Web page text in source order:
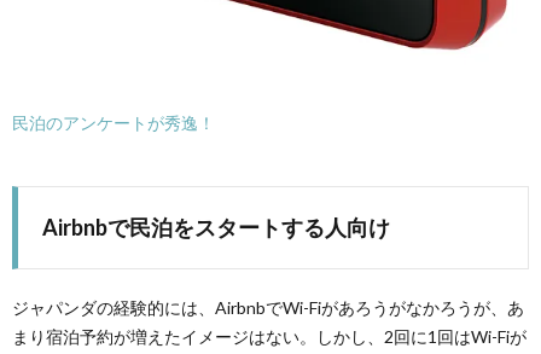
民泊のアンケートが秀逸！
Airbnbで民泊をスタートする人向け
ジャパンダの経験的には、AirbnbでWi-Fiがあろうがなかろうが、あ
まり宿泊予約が増えたイメージはない。しかし、2回に1回はWi-Fiが